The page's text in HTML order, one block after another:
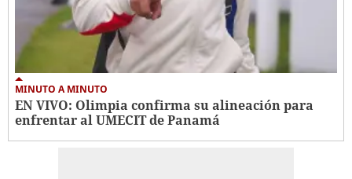
MINUTO A MINUTO
EN VIVO: Olimpia confirma su alineación para
enfrentar al UMECIT de Panamá